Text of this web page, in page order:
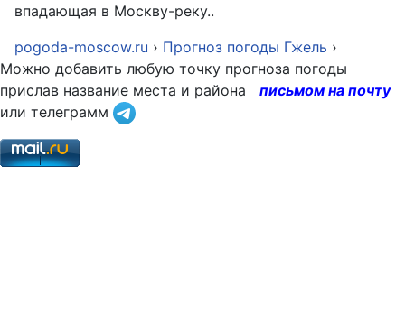
впадающая в Москву-реку..
pogoda-moscow.ru › Прогноз погоды Гжель ›
Можно добавить любую точку прогноза погоды
прислав название места и района
письмом на почту
или телеграмм